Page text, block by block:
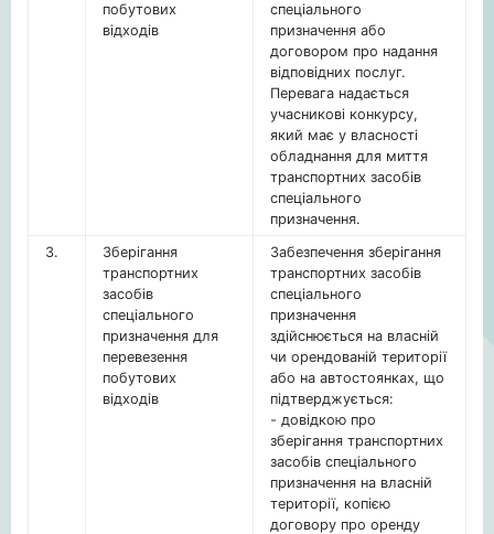
побутових
відходів
спеціального
призначення або
договором про надання
відповідних послуг.
Перевага надається
учасникові конкурсу,
який має у власності
обладнання для миття
транспортних засобів
спеціального
призначення.
3.
Зберігання
транспортних
засобів
спеціального
призначення для
перевезення
побутових
відходів
Забезпечення зберігання
транспортних засобів
спеціального
призначення
здійснюється на власній
чи орендованій території
або на автостоянках, що
підтверджується:
- довідкою про
зберігання транспортних
засобів спеціального
призначення на власній
території, копією
договору про оренду